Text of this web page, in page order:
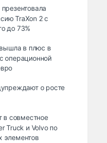
TraXon 2 с
до 73%
в плюс в
операционной
о росте
в совместное
Truck и Volvo по
элементов